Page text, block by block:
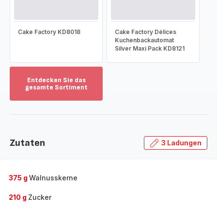
Cake Factory KD8018
Cake Factory Délices
Kuchenbackautomat
Silver Maxi Pack KD8121
Entdecken Sie das
gesamte Sortiment
das
Zutaten 3 Ladungen
375 g Walnusskerne
210 g Zucker